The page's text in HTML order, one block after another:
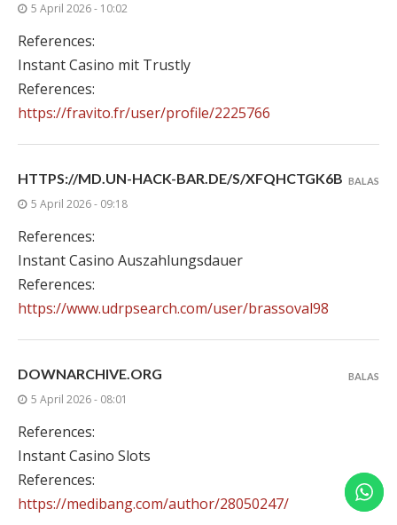
5 April 2026 - 10:02
References:
Instant Casino mit Trustly
References:
https://fravito.fr/user/profile/2225766
HTTPS://MD.UN-HACK-BAR.DE/S/XFQHCTGK6B
5 April 2026 - 09:18
References:
Instant Casino Auszahlungsdauer
References:
https://www.udrpsearch.com/user/brassoval98
BALAS
DOWNARCHIVE.ORG
5 April 2026 - 08:01
References:
Instant Casino Slots
References:
https://medibang.com/author/28050247/
BALAS